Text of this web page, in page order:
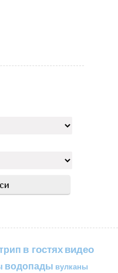
в гостяхвидео
водопады вулканы